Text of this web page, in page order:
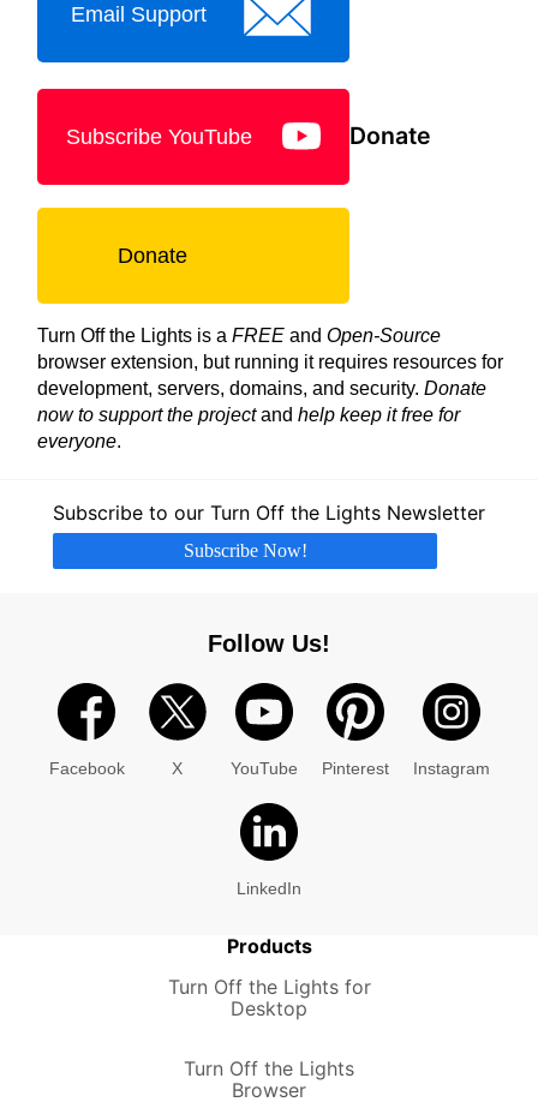
Email Support
Subscribe YouTube Donate
Donate
Turn Off the Lights is a FREE and Open-Source
browser extension, but running it requires resources for
development, servers, domains, and security. Donate
now to support the projectand help keep it free for
everyone.
Subscribe to our Turn Off the Lights Newsletter
Subscribe Now!
Follow Us!
Facebook X YouTube Pinterest Instagram
LinkedIn
Products
Turn Off the Lights for
Desktop
Turn Off the Lights
Browser